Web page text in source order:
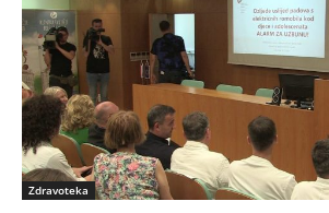
Zdravoteka